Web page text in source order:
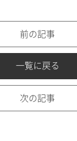
前の記事
一覧に戻る
次の記事